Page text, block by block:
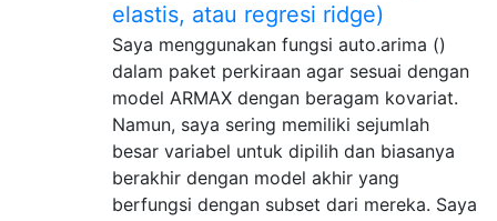
elastis, atau regresi ridge)
Saya menggunakan fungsi auto.arima ()
dalam paket perkiraan agar sesuai dengan
model ARMAX dengan beragam kovariat.
Namun, saya sering memiliki sejumlah
besar variabel untuk dipilih dan biasanya
berakhir dengan model akhir yang
berfungsi dengan subset dari mereka. Saya